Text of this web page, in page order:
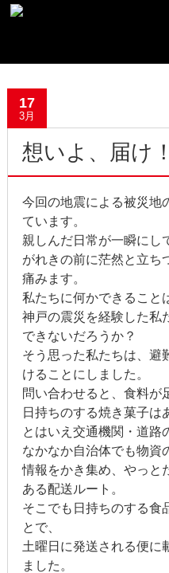
メデ
フ
R.L
17
3月
想いよ、届け！
今回の地震による被災地
ています。
親しんだ日常が一瞬にし
がれきの前に茫然と立ち
痛みます。
私たちに何かできること
神戸の震災を経験した私
できないだろうか？
そう思った私たちは、避
けることにしました。
問い合わせると、食料が
日持ちのする焼き菓子は
とはいえ交通機関・道路
なかなか自治体でも物資
情報をかき集め、やっと
ある配送ルート。
そこでも日持ちのする食
とで、
土曜日に発送される便に
ました。